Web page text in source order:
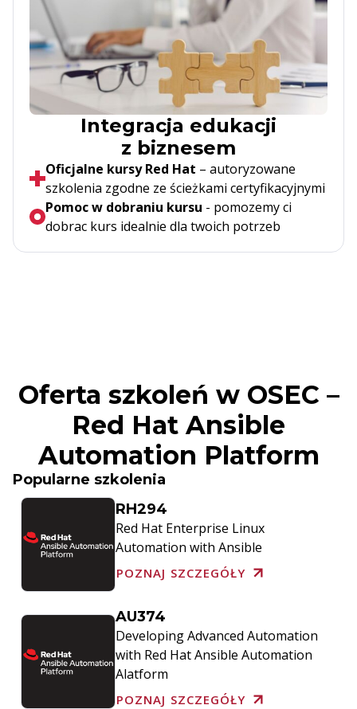
Integracja edukacji
z biznesem
Oficjalne kursy Red Hat – autoryzowane
szkolenia zgodne ze ścieżkami certyfikacyjnymi
Pomoc w dobraniu kursu - pomozemy ci
dobrac kurs idealnie dla twoich potrzeb
Oferta szkoleń w OSEC –
Red Hat Ansible
Automation Platform
Popularne szkolenia
RH294
Red Hat Enterprise Linux
Automation with Ansible
POZNAJ SZCZEGÓŁY
AU374
Developing Advanced Automation
with Red Hat Ansible Automation
Alatform
POZNAJ SZCZEGÓŁY